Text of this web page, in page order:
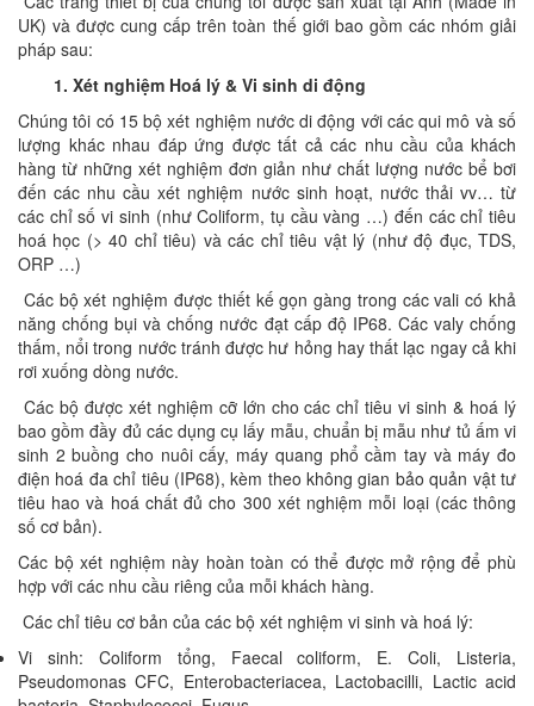
UK) và được cung cấp trên toàn thế giới bao gồm các nhóm giải
pháp sau:
1. Xét nghiệm Hoá lý & Vi sinh di động
Chúng tôi có 15 bộ xét nghiệm nước di động với các qui mô và số
lượng khác nhau đáp ứng được tất cả các nhu cầu của khách
hàng từ những xét nghiệm đơn giản như chất lượng nước bể bơi
đến các nhu cầu xét nghiệm nước sinh hoạt, nước thải vv… từ
các chỉ số vi sinh (như Coliform, tụ cầu vàng …) đến các chỉ tiêu
hoá học (> 40 chỉ tiêu) và các chỉ tiêu vật lý (như độ đục, TDS,
ORP …)
Các bộ xét nghiệm được thiết kế gọn gàng trong các vali có khả
năng chống bụi và chống nước đạt cấp độ IP68. Các valy chống
thấm, nổi trong nước tránh được hư hỏng hay thất lạc ngay cả khi
rơi xuống dòng nước.
Các bộ được xét nghiệm cỡ lớn cho các chỉ tiêu vi sinh & hoá lý
bao gồm đầy đủ các dụng cụ lấy mẫu, chuẩn bị mẫu như tủ ấm vi
sinh 2 buồng cho nuôi cấy, máy quang phổ cầm tay và máy đo
điện hoá đa chỉ tiêu (IP68), kèm theo không gian bảo quản vật tư
tiêu hao và hoá chất đủ cho 300 xét nghiệm mỗi loại (các thông
số cơ bản).
Các bộ xét nghiệm này hoàn toàn có thể được mở rộng để phù
hợp với các nhu cầu riêng của mỗi khách hàng.
Các chỉ tiêu cơ bản của các bộ xét nghiệm vi sinh và hoá lý:
Vi sinh: Coliform tổng, Faecal coliform, E. Coli, Listeria,
Pseudomonas CFC, Enterobacteriacea, Lactobacilli, Lactic acid